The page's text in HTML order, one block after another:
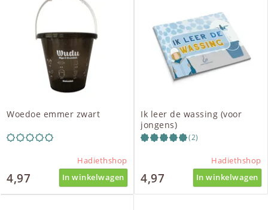
Woedoe emmer zwart
Hadiethshop
4,97 In winkelwagen
Ik leer de wassing (voor
jongens)
(2)
Hadiethshop
4,97 In winkelwagen